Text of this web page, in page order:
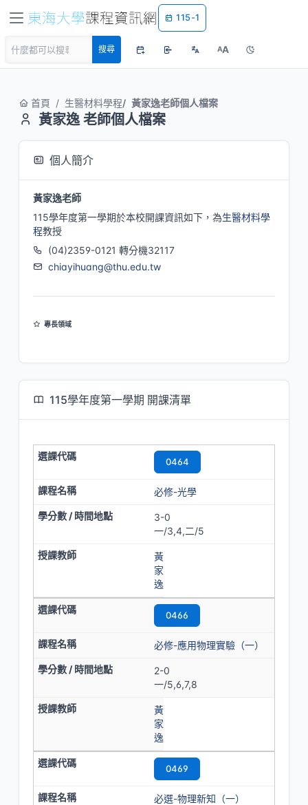
115-1
搜尋 AA
首頁 生醫材料學程 黃家逸老師個人檔案
黃家逸 老師個人檔案
個人簡介
黃家逸老師
115學年度第一學期於本校開課資訊如下，為生醫材料學
程教授
(04)2359-0121 轉分機32117
chiayihuang@thu.edu.tw
專長領域
115學年度第一學期 開課清單
0464
必修-光學
3-0
一/3,4,二/5
黃
家
逸
0466
必修-應用物理實驗（一）
2-0
一/5,6,7,8
黃
家
逸
0469
必選-物理新知（一）